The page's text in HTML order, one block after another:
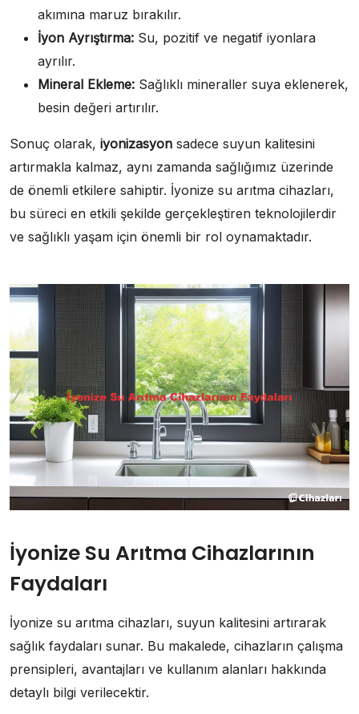
akımına maruz bırakılır.
İyon Ayrıştırma: Su, pozitif ve negatif iyonlara
ayrılır.
Mineral Ekleme: Sağlıklı mineraller suya eklenerek,
besin değeri artırılır.
Sonuç olarak, iyonizasyon sadece suyun kalitesini
artırmakla kalmaz, aynı zamanda sağlığımız üzerinde
de önemli etkilere sahiptir. İyonize su arıtma cihazları,
bu süreci en etkili şekilde gerçekleştiren teknolojilerdir
ve sağlıklı yaşam için önemli bir rol oynamaktadır.
İyonize Su Arıtma Cihazlarının
Faydaları
İyonize su arıtma cihazları, suyun kalitesini artırarak
sağlık faydaları sunar. Bu makalede, cihazların çalışma
prensipleri, avantajları ve kullanım alanları hakkında
detaylı bilgi verilecektir.